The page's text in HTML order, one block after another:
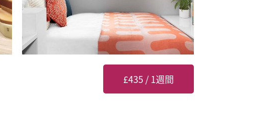
£435 / 1週間